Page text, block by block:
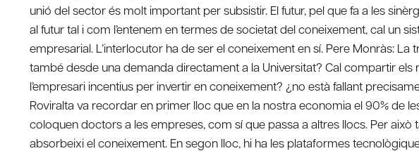
unió del sector és molt important per subsistir. El futur, pel que fa a les
al futur tal i com l’entenem en termes de societat del coneixement, cal un
empresarial. L’interlocutor ha de ser el coneixement en sí. Pere Monràs:
també desde una demanda directament a la Universitat? Cal compartir
l’empresari incentius per invertir en coneixement? ¿no està fallant
Roviralta va recordar en primer lloc que en la nostra economia el 90% de
coloquen doctors a les empreses, com sí que passa a altres llocs. Per això
absorbeixi el coneixement. En segon lloc, hi ha les plataformes